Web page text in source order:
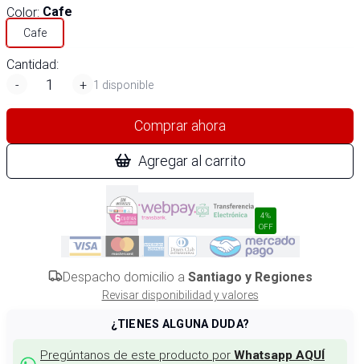
Color: Cafe
Cafe
Cantidad:
-
+ 1 disponible
Comprar ahora
Agregar al carrito
4%
OFF
Despacho domicilio a Santiago y Regiones
Revisar disponibilidad y valores
¿TIENES ALGUNA DUDA?
Pregúntanos de este producto por Whatsapp AQUÍ